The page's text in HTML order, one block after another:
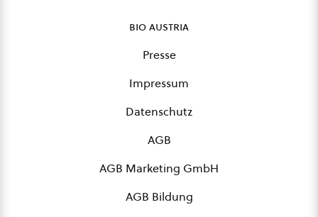
bio austria
Presse
Impressum
Datenschutz
AGB
AGB Marketing GmbH
AGB Bildung